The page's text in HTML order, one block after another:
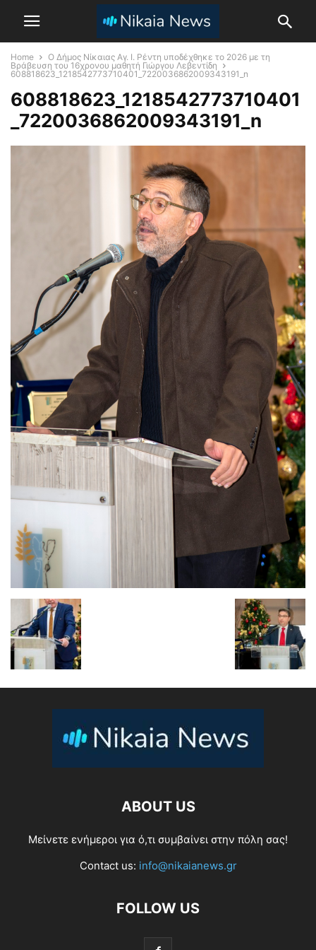
Home
Ο Δήμος Νίκαιας Αγ. Ι. Ρέντη υποδέχθηκε το 2026 με τη
Βράβευση του 16χρονου μαθητή Γιώργου Λεβεντίδη
608818623_1218542773710401_7220036862009343191_n
608818623_1218542773710401
_7220036862009343191_n
ABOUT US
Μείνετε ενήμεροι για ό,τι συμβαίνει στην πόλη σας!
Contact us: info@nikaianews.gr
FOLLOW US